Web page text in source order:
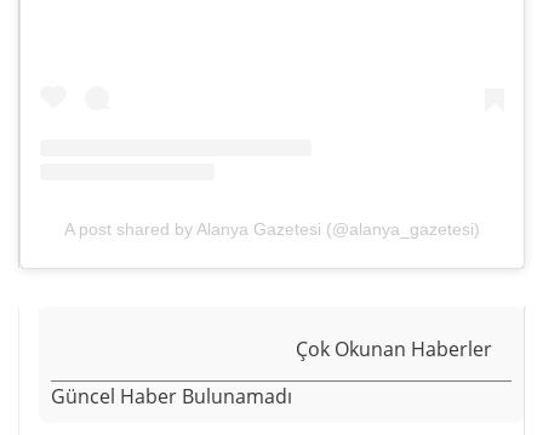
A post shared by Alanya Gazetesi (@alanya_gazetesi)
Çok Okunan Haberler
Güncel Haber Bulunamadı